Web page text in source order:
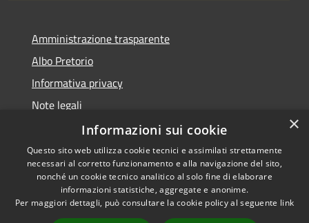
Amministrazione trasparente
Albo Pretorio
Informativa privacy
Note legali
Dichiarazione di accessibilità
RSS
Accessibilità
Copyright © 2026 • Comune di
×
Informazioni sui cookie
Questo sito web utilizza cookie tecnici e assimilati strettamente
necessari al corretto funzionamento e alla navigazione del sito,
nonché un cookie tecnico analitico al solo fine di elaborare
informazioni statistiche, aggregate e anonime.
Per maggiori dettagli, può consultare la cookie policy al seguente link